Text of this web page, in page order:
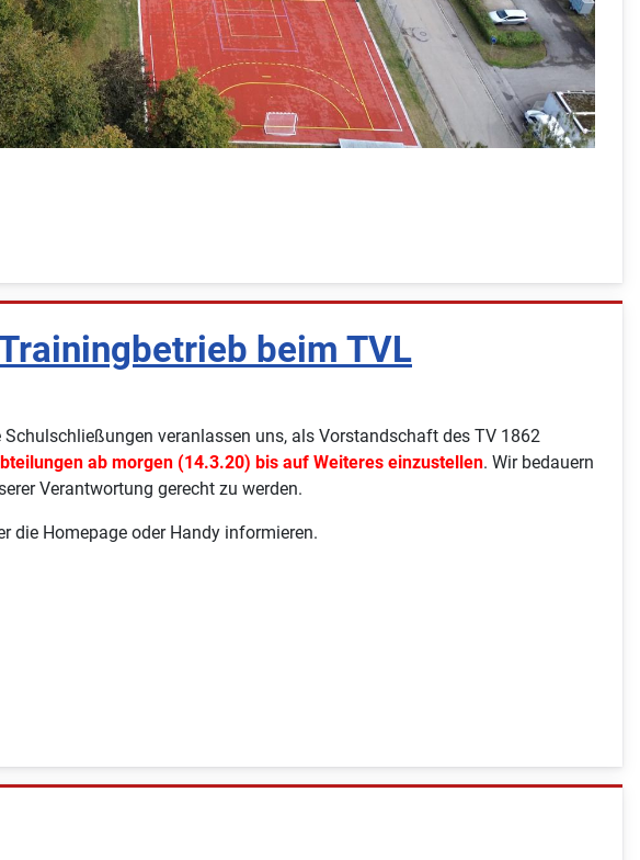
beim TVL
veranlassen uns, als Vorstandschaft des TV 1862
ab morgen (14.3.20) bis auf Weiteres einzustellen. Wir bedauern
Verantwortung gerecht zu werden.
die Homepage oder Handy informieren.